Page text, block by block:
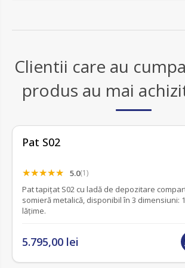
Clientii care au
produs au mai
Pat S02
5.0(1)
Pat tapițat S02 cu ladă de depozitare
somieră metalică, disponibil în 3 dimensiuni:
lățime.
5.795,00 lei